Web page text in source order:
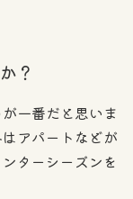
？
一番だと思いま
アパートなどが
ターシーズンを